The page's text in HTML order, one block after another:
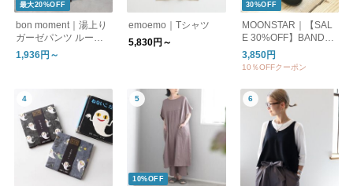
最大20%OFF
bon moment｜湯上り
ガーゼパンツ ルーム
パンツ
1,936円～
emoemo｜Tシャツ
5,830円～
30%OFF
MOONSTAR｜【SAL
E 30%OFF】BANDBA
LLET バンドバレー バ
レーシューズ フラッ
3,850円
10％OFFクーポン
10%OFF